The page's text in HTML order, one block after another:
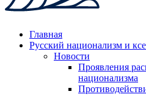
Главная
Русский национализм и
Новости
Проявления
национализма